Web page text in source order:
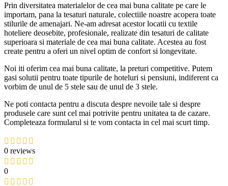
Prin diversitatea materialelor de cea mai buna calitate pe care le
importam, pana la tesaturi naturale, colectiile noastre acopera toate
stilurile de amenajari. Ne-am adresat acestor locatii cu textile
hoteliere deosebite, profesionale, realizate din tesaturi de calitate
superioara si materiale de cea mai buna calitate. Acestea au fost
create pentru a oferi un nivel optim de confort si longevitate.
Noi iti oferim cea mai buna calitate, la preturi competitive. Putem
gasi solutii pentru toate tipurile de hoteluri si pensiuni, indiferent ca
vorbim de unul de 5 stele sau de unul de 3 stele.
Ne poti contacta pentru a discuta despre nevoile tale si despre
produsele care sunt cel mai potrivite pentru unitatea ta de cazare.
Completeaza formularul si te vom contacta in cel mai scurt timp.
0 reviews
0